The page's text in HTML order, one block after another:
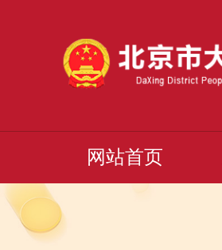
网站首页